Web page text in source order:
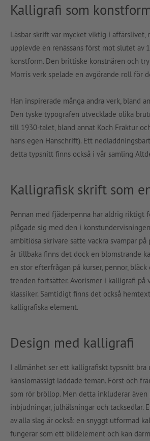
Kalligrafi som
Läsbar skrift var mycket viktig i affärslivet,
upplevde en renässans först mot slutet av
konstform. Den brittiske konstnären och
Morris verk spelade en avgörande roll för
Han inspirerade många andra verk, bland
Den tyske typografen utvecklade olika
till 1930-talet, bland annat Koch Fraktur
hans egen Hanschrift). Ett
detta typsnitt finns också i vår samling
Kalligrafisk skrift som
Pennan med fjäderpenna har aldrig riktigt
plågade sig med den i
ambitiösa skrivare satte vackra svampar på
år tillbaka finns det dock en blomstrande
en stor efterfrågan på kurser, pennor,
trenden fortsätter. Avorismer i kalligrafi på
klassiker. Samtidigt finns det också
kalligrafiska element.
Design med kalligrafi
I allmänhet ser ett kalligrafiskt typsnitt bra
känslomässigt laddade teman. Först och
som rör bröllop. Men detta inkluderar även
inbjudningar, julhälsningar och tacksedlar.
av alla slag är också: en snyggt utformad
fungerar som ett bildelement och kan